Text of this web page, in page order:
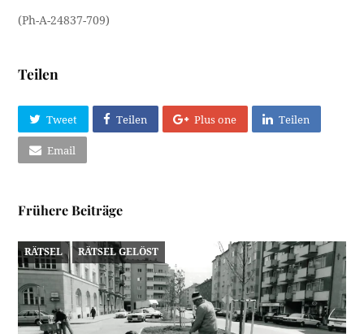
(Ph-A-24837-709)
Teilen
Tweet Teilen Plus one Teilen
Email
Frühere Beiträge
RÄTSEL RÄTSEL GELÖST